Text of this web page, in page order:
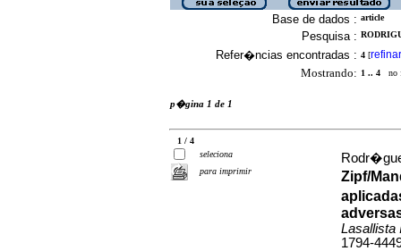
Base de dados : article
Pesquisa :
Refer�ncias encontradas : 4 [refinar
Mostrando: 1 .. 4 no
p�gina 1 de 1
1 / 4
seleciona
para imprimir
Zipf/
Lasallista
1794-